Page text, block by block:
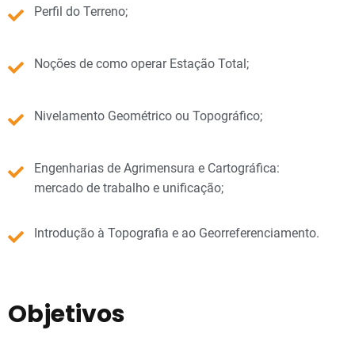
Perfil do Terreno;
Noções de como operar Estação Total;
Nivelamento Geométrico ou Topográfico;
Engenharias de Agrimensura e Cartográfica:
mercado de trabalho e unificação;
Introdução à Topografia e ao Georreferenciamento.
Objetivos